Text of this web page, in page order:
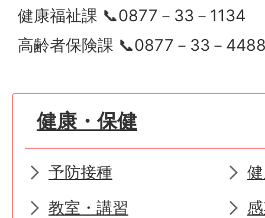
健康福祉課 📞0877－33－1134
高齢者保険課 📞0877－33－
健康・保健
予防接種
教室・講習